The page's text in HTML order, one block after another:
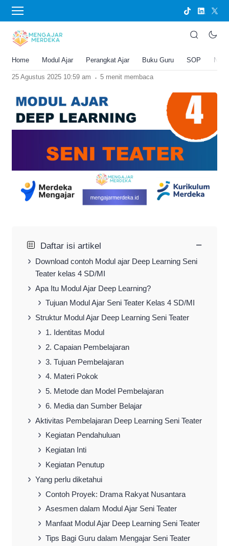
Home Modul Ajar Perangkat Ajar Buku Guru SOP
BERANDA
Modul ajar Deep Learning Seni Teater
kelas 4 SD/MI
Joko Umbaran
25 Agustus 2025 10:59 am . 5 menit membaca
Daftar isi artikel −
Download contoh Modul ajar Deep Learning Seni
Teater kelas 4 SD/MI
Apa Itu Modul Ajar Deep Learning?
Tujuan Modul Ajar Seni Teater Kelas 4 SD/MI
Struktur Modul Ajar Deep Learning Seni Teater
1. Identitas Modul
2. Capaian Pembelajaran
3. Tujuan Pembelajaran
4. Materi Pokok
5. Metode dan Model Pembelajaran
6. Media dan Sumber Belajar
Aktivitas Pembelajaran Deep Learning Seni Teater
Kegiatan Pendahuluan
Kegiatan Inti
Kegiatan Penutup
Yang perlu diketahui
Contoh Proyek: Drama Rakyat Nusantara
Asesmen dalam Modul Ajar Seni Teater
Manfaat Modul Ajar Deep Learning Seni Teater
Tips Bagi Guru dalam Mengajar Seni Teater